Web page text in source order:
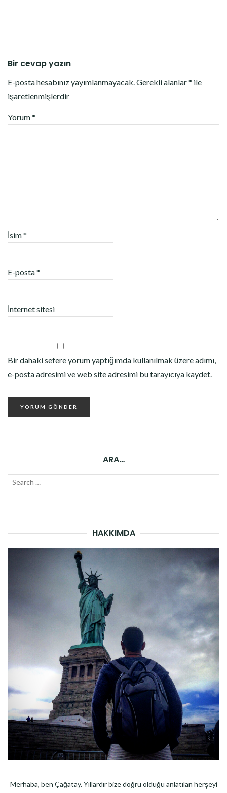
Bir cevap yazın
E-posta hesabınız yayımlanmayacak.Gerekli alanlar* ile
işaretlenmişlerdir
Yorum*
İsim*
E-posta*
İnternet sitesi
Bir dahaki sefere yorum yaptığımda kullanılmak üzere adımı,
e-posta adresimi ve web site adresimi bu tarayıcıya kaydet.
ARA…
Search
HAKKIMDA
Merhaba, ben Çağatay. Yıllardır bize doğru olduğu anlatılan herşeyi